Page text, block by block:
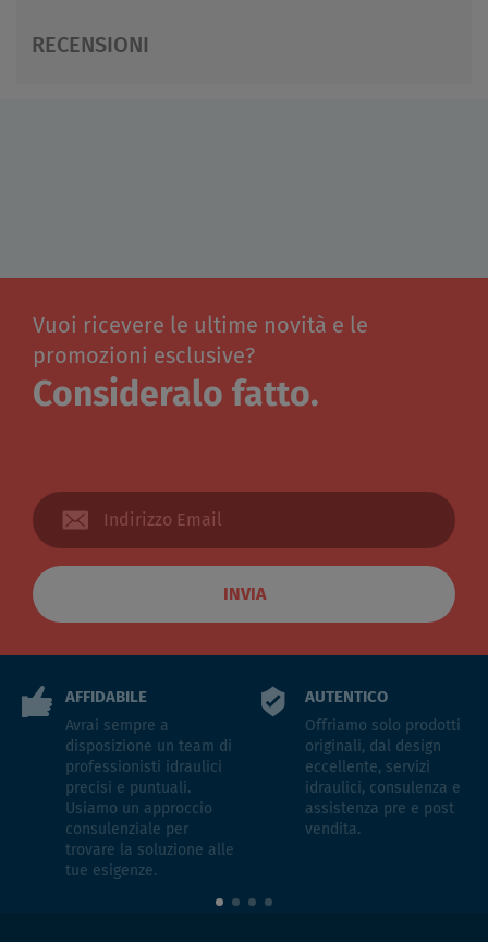
RECENSIONI
Vuoi ricevere le ultime novità e le
promozioni esclusive?
Consideralo fatto.
INVIA
AFFIDABILE
Avrai sempre a
disposizione un team di
professionisti idraulici
precisi e puntuali.
Usiamo un approccio
consulenziale per
trovare la soluzione alle
tue esigenze.
AUTENTICO
Offriamo solo prodotti
originali, dal design
eccellente, servizi
idraulici, consulenza e
assistenza pre e post
vendita.